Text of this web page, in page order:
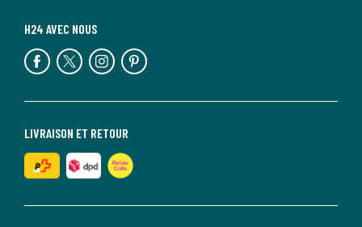
LIVRAISON ET RETOUR
H24 AVEC NOUS